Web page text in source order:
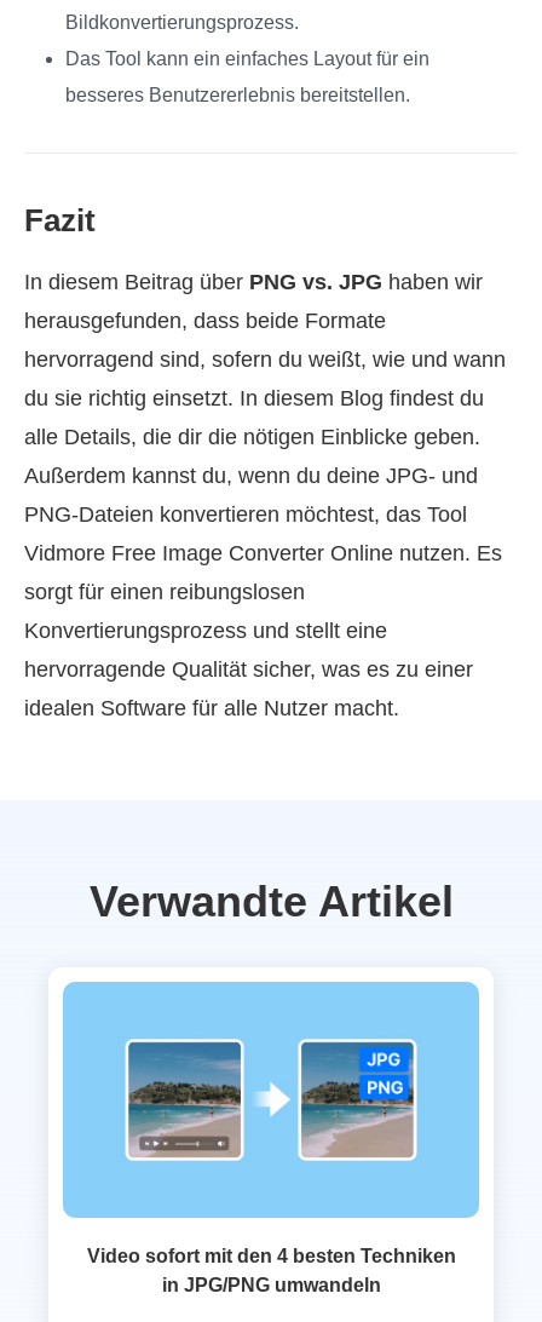
Bildkonvertierungsprozess.
Das Tool kann ein einfaches Layout für ein
besseres Benutzererlebnis bereitstellen.
Fazit
In diesem Beitrag über PNG vs. JPG haben wir
herausgefunden, dass beide Formate
hervorragend sind, sofern du weißt, wie und wann
du sie richtig einsetzt. In diesem Blog findest du
alle Details, die dir die nötigen Einblicke geben.
Außerdem kannst du, wenn du deine JPG- und
PNG-Dateien konvertieren möchtest, das Tool
Vidmore Free Image Converter Online nutzen. Es
sorgt für einen reibungslosen
Konvertierungsprozess und stellt eine
hervorragende Qualität sicher, was es zu einer
idealen Software für alle Nutzer macht.
Verwandte Artikel
Video sofort mit den 4 besten Techniken
in JPG/PNG umwandeln